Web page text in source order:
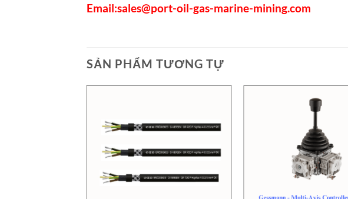
Email:sales@port-oil-gas-marine-mining.com
SẢN PHẨM TƯƠNG TỰ